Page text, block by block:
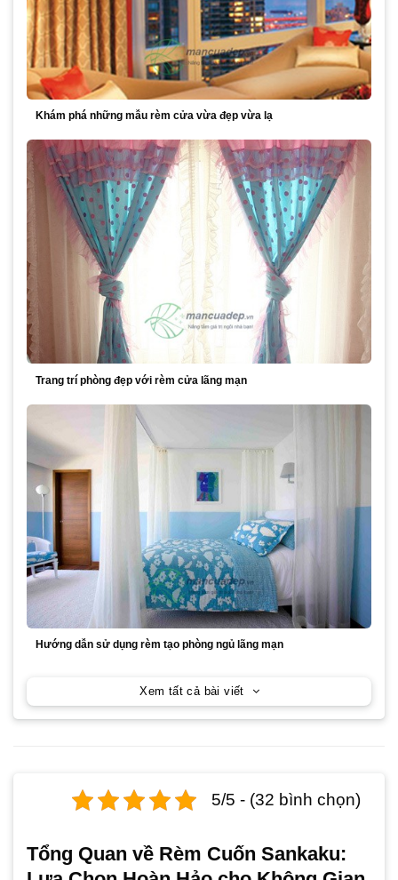
5/5 - (32 bình chọn)
Tổng Quan về Rèm Cuốn Sankaku:
Khám phá những mẫu rèm cửa vừa đẹp vừa lạ
Trang trí phòng đẹp với rèm cửa lãng mạn
Hướng dẫn sử dụng rèm tạo phòng ngủ lãng mạn
Xem tất cả bài viết